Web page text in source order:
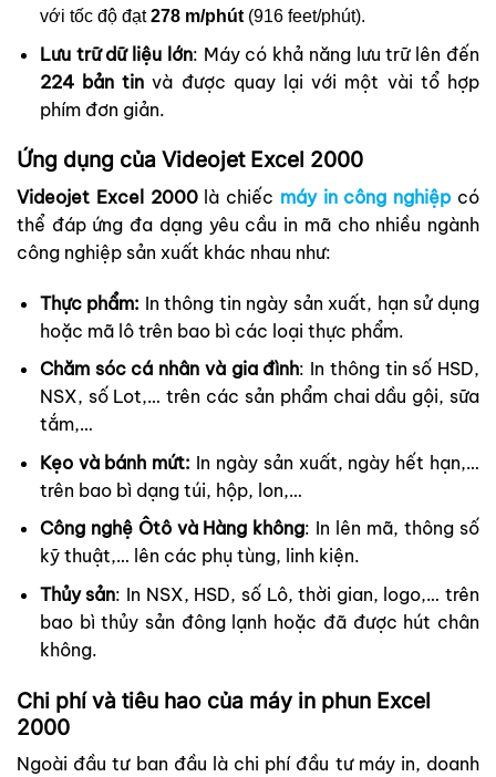
với tốc độ đạt278 m/phút(916 feet/phút).
Lưu trữ dữ liệu lớn: Máy có khả năng lưu trữ lên đến
224 bản tin và được quay lại với một vài tổ hợp
phím đơn giản.
Ứng dụng của Videojet Excel 2000
Videojet Excel 2000là chiếc máy in công nghiệpcó
thể đáp ứng đa dạng yêu cầu in mã cho nhiều ngành
công nghiệp sản xuất khác nhau như:
Thực phẩm: In thông tin ngày sản xuất, hạn sử dụng
hoặc mã lô trên bao bì các loại thực phẩm.
Chăm sóc cá nhân và gia đình: In thông tin số HSD,
NSX, số Lot,… trên các sản phẩm chai dầu gội, sữa
tắm,…
Kẹo và bánh mứt: In ngày sản xuất, ngày hết hạn,…
trên bao bì dạng túi, hộp, lon,…
Công nghệ Ôtô và Hàng không: In lên mã, thông số
kỹ thuật,… lên các phụ tùng, linh kiện.
Thủy sản: In NSX, HSD, số Lô, thời gian, logo,… trên
bao bì thủy sản đông lạnh hoặc đã được hút chân
không.
Chi phí và tiêu hao của máy in phun Excel
2000
Ngoài đầu tư ban đầu là chi phí đầu tư máy in, doanh